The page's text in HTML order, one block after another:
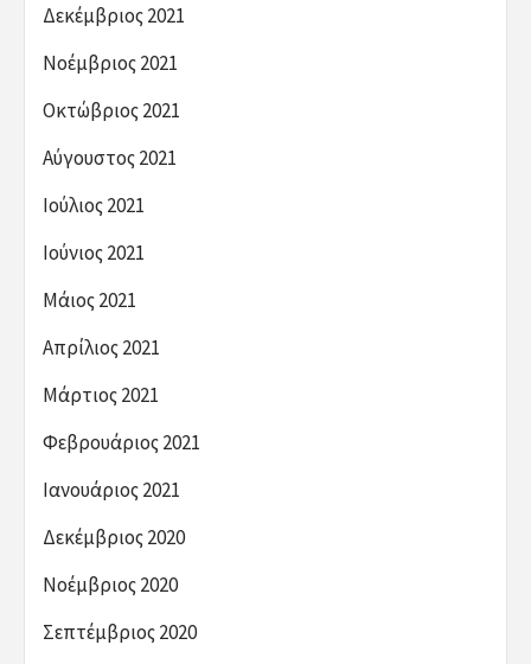
Δεκέμβριος 2021
Νοέμβριος 2021
Οκτώβριος 2021
Αύγουστος 2021
Ιούλιος 2021
Ιούνιος 2021
Μάιος 2021
Απρίλιος 2021
Μάρτιος 2021
Φεβρουάριος 2021
Ιανουάριος 2021
Δεκέμβριος 2020
Νοέμβριος 2020
Σεπτέμβριος 2020